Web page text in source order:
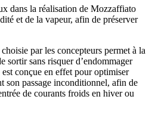
dans la réalisation de Mozzaffiato
et de la vapeur, afin de préserver
choisie par les concepteurs permet à la
sortir sans risquer d’endommager
conçue en effet pour optimiser
son passage inconditionnel, afin de
de courants froids en hiver ou